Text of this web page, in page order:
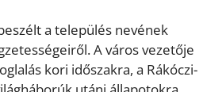
a település nevének
A város vezetője
kori időszakra, a Rákóczi-